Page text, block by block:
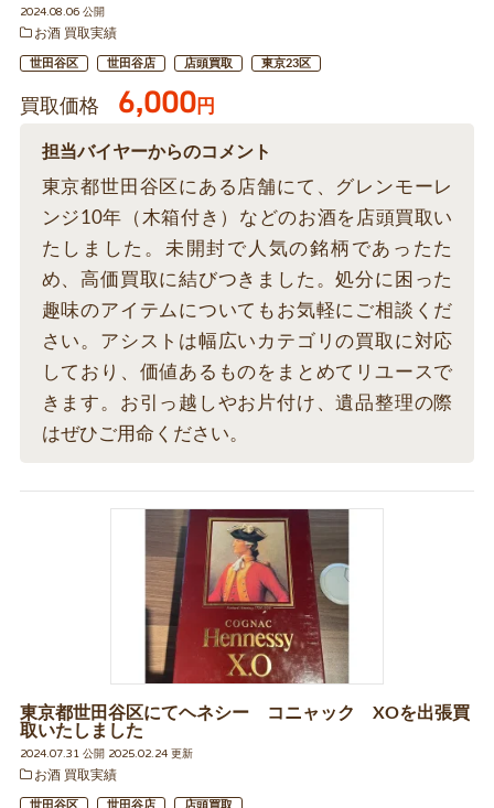
2024.08.06 公開
お酒 買取実績
世田谷区 世田谷店 店頭買取 東京23区
買取価格 6,000円
担当バイヤーからのコメント
東京都世田谷区にある店舗にて、グレンモーレ
ンジ10年（木箱付き）などのお酒を店頭買取い
たしました。未開封で人気の銘柄であったた
め、高価買取に結びつきました。処分に困った
趣味のアイテムについてもお気軽にご相談くだ
さい。アシストは幅広いカテゴリの買取に対応
しており、価値あるものをまとめてリユースで
きます。お引っ越しやお片付け、遺品整理の際
はぜひご用命ください。
東京都世田谷区にてヘネシー コニャック XOを出張買
取いたしました
2024.07.31 公開 2025.02.24 更新
お酒 買取実績
世田谷区 世田谷店 店頭買取